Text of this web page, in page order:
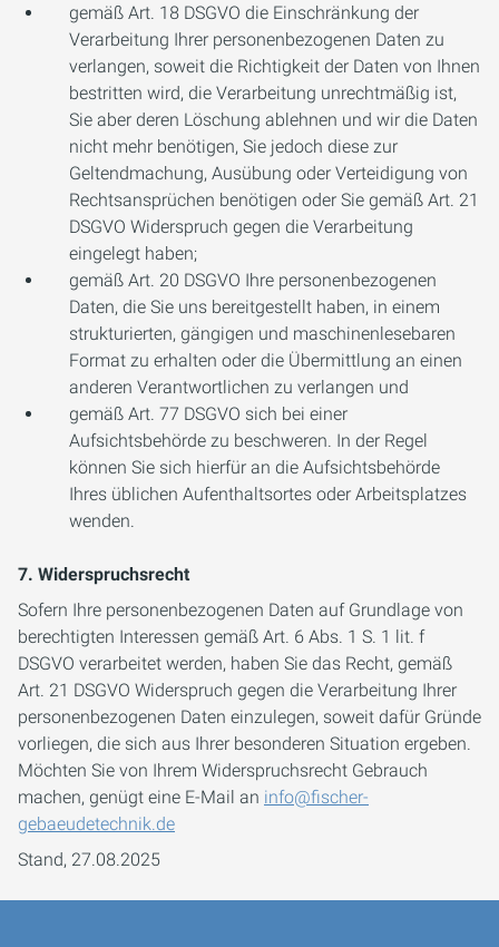
gemäß Art. 18 DSGVO die Einschränkung der
Verarbeitung Ihrer personenbezogenen Daten zu
verlangen, soweit die Richtigkeit der Daten von Ihnen
bestritten wird, die Verarbeitung unrechtmäßig ist,
Sie aber deren Löschung ablehnen und wir die Daten
nicht mehr benötigen, Sie jedoch diese zur
Geltendmachung, Ausübung oder Verteidigung von
Rechtsansprüchen benötigen oder Sie gemäß Art. 21
DSGVO Widerspruch gegen die Verarbeitung
eingelegt haben;
gemäß Art. 20 DSGVO Ihre personenbezogenen
Daten, die Sie uns bereitgestellt haben, in einem
strukturierten, gängigen und maschinenlesebaren
Format zu erhalten oder die Übermittlung an einen
anderen Verantwortlichen zu verlangen und
gemäß Art. 77 DSGVO sich bei einer
Aufsichtsbehörde zu beschweren. In der Regel
können Sie sich hierfür an die Aufsichtsbehörde
Ihres üblichen Aufenthaltsortes oder Arbeitsplatzes
wenden.
7. Widerspruchsrecht
Sofern Ihre personenbezogenen Daten auf Grundlage von
berechtigten Interessen gemäß Art. 6 Abs. 1 S. 1 lit. f
DSGVO verarbeitet werden, haben Sie das Recht, gemäß
Art. 21 DSGVO Widerspruch gegen die Verarbeitung Ihrer
personenbezogenen Daten einzulegen, soweit dafür Gründe
vorliegen, die sich aus Ihrer besonderen Situation ergeben.
Möchten Sie von Ihrem Widerspruchsrecht Gebrauch
machen, genügt eine E-Mail an info@fischer-
gebaeudetechnik.de
Stand, 27.08.2025